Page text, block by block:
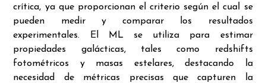
crítica, ya que proporcionan el criterio según el cual se
pueden medir y comparar los resultados
experimentales. El ML se utiliza para estimar
propiedades galácticas, tales como redshifts
fotométricos y masas estelares, destacando la
necesidad de métricas precisas que capturen la